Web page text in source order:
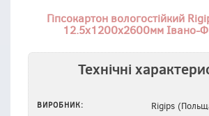
Гіпсокартон вологостійкий
12.5x1200x2600мм Івано-
Технічні
ВИРОБНИК: Rigips